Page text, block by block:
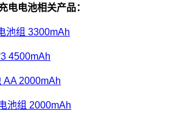
电电池相关产品：
池组 3300mAh
4500mAh
AA 2000mAh
池组 2000mAh